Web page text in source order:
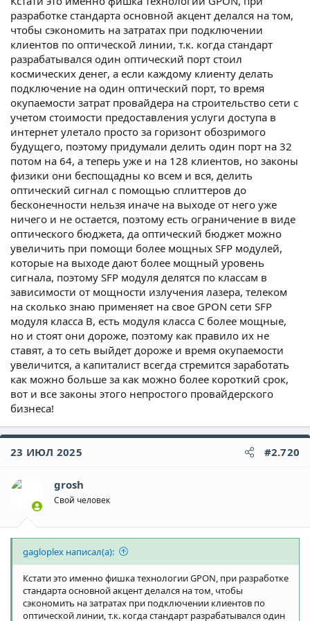
разработке стандарта основной акцент делался на том,
чтобы сэкономить на затратах при подключении
клиентов по оптической линии, т.к. когда стандарт
разрабатывался один оптический порт стоил
космических денег, а если каждому клиенту делать
подключение на один оптический порт, то время
окупаемости затрат провайдера на строительство сети с
учетом стоимости предоставления услуги доступа в
интернет улетало просто за горизонт обозримого
будущего, поэтому придумали делить один порт на 32
потом на 64, а теперь уже и на 128 клиентов, но законы
физики они беспощадны ко всем и вся, делить
оптический сигнал с помощью сплиттеров до
бесконечности нельзя иначе на выходе от него уже
ничего и не остается, поэтому есть ограничение в виде
оптического бюджета, да оптический бюджет можно
увеличить при помощи более мощных SFP модулей,
которые на выходе дают более мощный уровень
сигнала, поэтому SFP модуля делятся по классам в
зависимости от мощности излучения лазера, телеком
на сколько знаю применяет на свое GPON сети SFP
модуля класса B, есть модуля класса C более мощные,
но и стоят они дороже, поэтому как правило их не
ставят, а то сеть выйдет дороже и время окупаемости
увеличится, а капиталист всегда стремится заработать
как можно больше за как можно более короткий срок,
вот и все законы этого непростого провайдерского
бизнеса!
23 ИЮЛ 2025 #2.720
grosh
Свой человек
gagloplex написал(а):
Кстати это именно фишка технологии GPON, при разработке
стандарта основной акцент делался на том, чтобы
сэкономить на затратах при подключении клиентов по
оптической линии, т.к. когда стандарт разрабатывался один